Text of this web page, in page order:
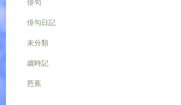
俳句
俳句日記
未分類
歳時記
芭蕉